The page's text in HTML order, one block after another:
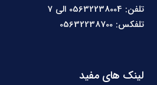
تلفن: 05632238004 الی 7
تلفکس: 05632238700
لینک های مفید